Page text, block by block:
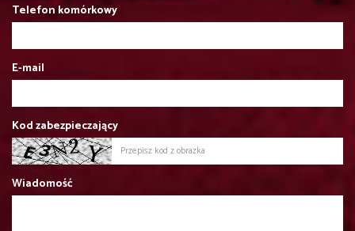
Telefon komórkowy
E-mail
Kod zabezpieczający
Wiadomość